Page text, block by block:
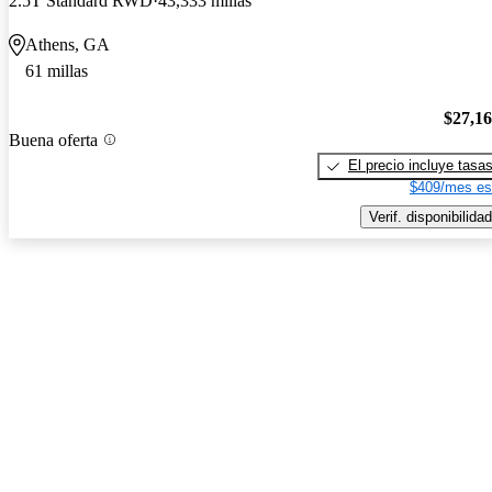
Athens, GA
61 millas
Buena oferta
El precio incluye tasas
$409/mes
Verif. disponibilidad